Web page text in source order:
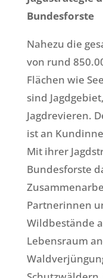
Bundesforste
Nahezu die
von rund
Flächen wie
sind
Jagdrevieren.
ist an
Mit ihrer
Bundesforste
Partnerinnen
Wildbestände
Lebensraum